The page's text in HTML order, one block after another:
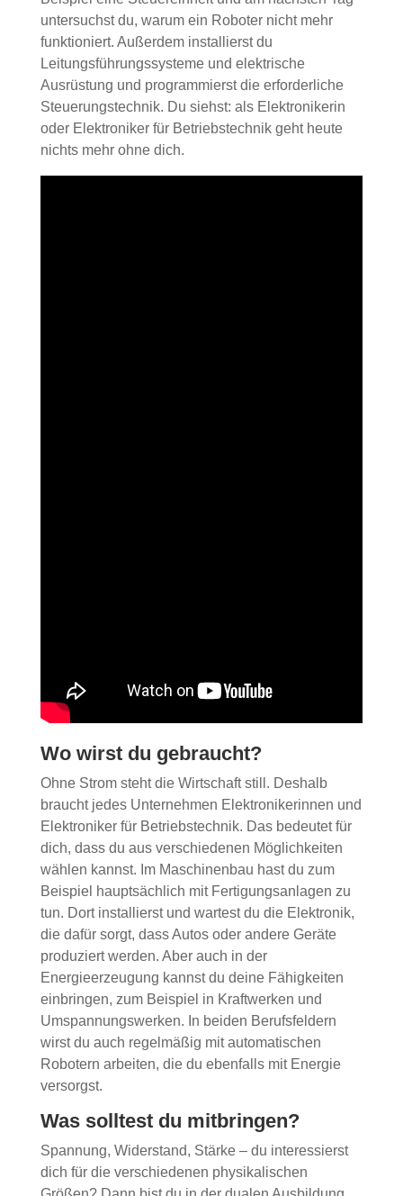
untersuchst du, warum ein Roboter nicht mehr
funktioniert. Außerdem installierst du
Leitungsführungssysteme und elektrische
Ausrüstung und programmierst die erforderliche
Steuerungstechnik. Du siehst: als Elektronikerin
oder Elektroniker für Betriebstechnik geht heute
nichts mehr ohne dich.
Wo wirst du gebraucht?
Ohne Strom steht die Wirtschaft still. Deshalb
braucht jedes Unternehmen Elektronikerinnen und
Elektroniker für Betriebstechnik. Das bedeutet für
dich, dass du aus verschiedenen Möglichkeiten
wählen kannst. Im Maschinenbau hast du zum
Beispiel hauptsächlich mit Fertigungsanlagen zu
tun. Dort installierst und wartest du die Elektronik,
die dafür sorgt, dass Autos oder andere Geräte
produziert werden. Aber auch in der
Energieerzeugung kannst du deine Fähigkeiten
einbringen, zum Beispiel in Kraftwerken und
Umspannungswerken. In beiden Berufsfeldern
wirst du auch regelmäßig mit automatischen
Robotern arbeiten, die du ebenfalls mit Energie
versorgst.
Was solltest du mitbringen?
Spannung, Widerstand, Stärke – du interessierst
dich für die verschiedenen physikalischen